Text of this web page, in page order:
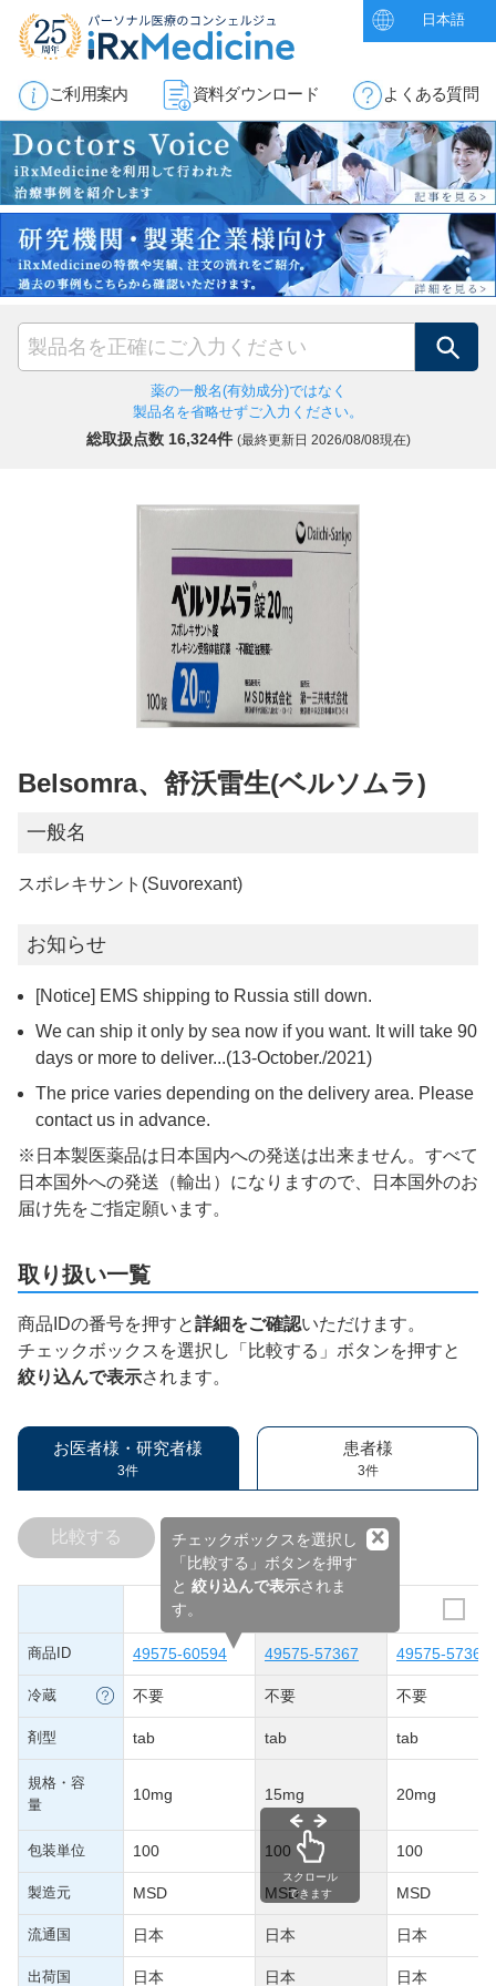
日本語
ご利用案内 資料ダウンロード よくある質問
検索
薬の一般名(有効成分)ではなく
製品名を省略せずご入力ください。
総取扱点数 16,324件 (最終更新日 2026/08/08現在)
Belsomra、舒沃雷生(ベルソムラ)
一般名
スボレキサント(Suvorexant)
お知らせ
[Notice] EMS shipping to Russia still down.
We can ship it only by sea now if you want. It will take 90
days or more to deliver...(13-October./2021)
The price varies depending on the delivery area. Please
contact us in advance.
※日本製医薬品は日本国内への発送は出来ません。すべて
日本国外への発送（輸出）になりますので、日本国外のお
届け先をご指定願います。
取り扱い一覧
商品IDの番号を押すと詳細をご確認いただけます。
チェックボックスを選択し「比較する」ボタンを押すと
絞り込んで表示されます。
お医者様・研究者様
3件
患者様
3件
チェックボックスを選択し
「比較する」ボタンを押す
と 絞り込んで表示されま
す。
×
比較する
商品ID 49575-60594 49575-57367 49575-57368
冷蔵 不要 不要 不要
剤型 tab tab tab
規格・容
量
10mg 15mg 20mg
包装単位 100 100 100
製造元 MSD MSD MSD
流通国 日本 日本 日本
出荷国 日本 日本 日本
スクロール
できます